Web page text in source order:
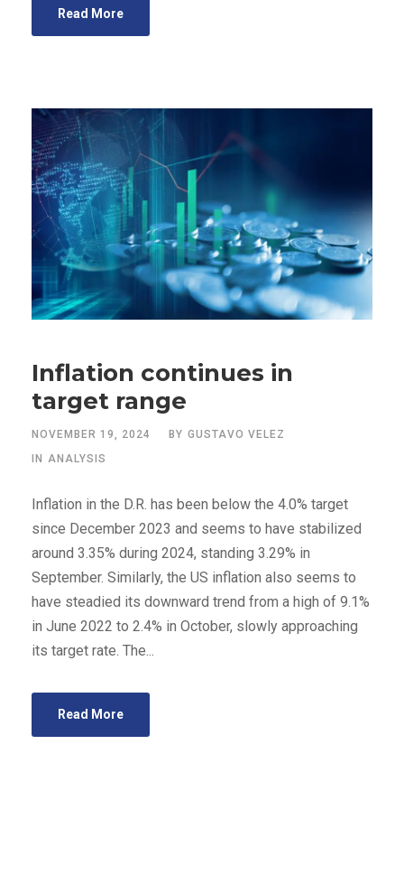
Read More
Inflation continues in
target range
NOVEMBER 19, 2024 BY GUSTAVO VELEZ
IN ANALYSIS
Inflation in the D.R. has been below the 4.0% target
since December 2023 and seems to have stabilized
around 3.35% during 2024, standing 3.29% in
September. Similarly, the US inflation also seems to
have steadied its downward trend from a high of 9.1%
in June 2022 to 2.4% in October, slowly approaching
its target rate. The...
Read More